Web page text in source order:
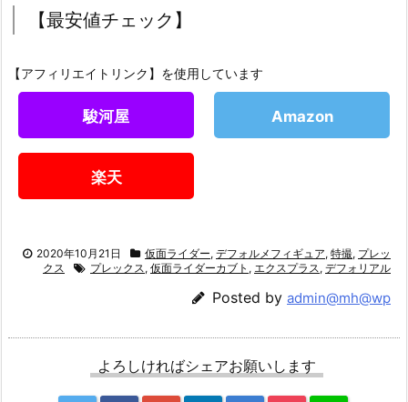
【最安値チェック】
【アフィリエイトリンク】を使用しています
駿河屋 Amazon
楽天
2020年10月21日 仮面ライダー, デフォルメフィギュア, 特撮, プレッ
クス
プレックス, 仮面ライダーカブト , エクスプラス, デフォリアル
Posted by admin@mh@wp
よろしければシェアお願いします